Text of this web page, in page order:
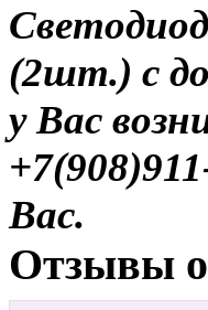
(2шт.) с
у Вас
Вас.
Отзывы